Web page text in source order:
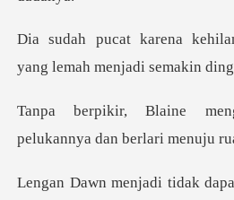
yang l
pelukannya dan berl